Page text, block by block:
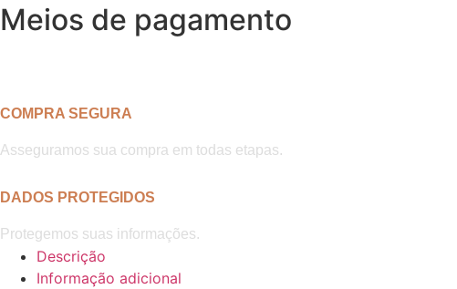
Meios de pagamento
COMPRA SEGURA
Asseguramos sua compra em todas etapas.
DADOS PROTEGIDOS
Protegemos suas informações.
Descrição
Informação adicional